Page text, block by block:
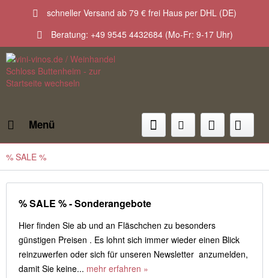
schneller Versand ab 79 € frei Haus per DHL (DE)
Beratung: +49 9545 4432684 (Mo-Fr: 9-17 Uhr)
Menü
% SALE %
% SALE % - Sonderangebote
Hier finden Sie ab und an Fläschchen zu besonders
günstigen Preisen . Es lohnt sich immer wieder einen Blick
reinzuwerfen oder sich für unseren Newsletter anzumelden,
damit Sie keine... mehr erfahren »